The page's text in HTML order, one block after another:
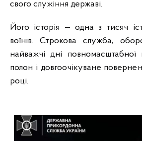
свого служіння державі.
Його історія — одна з тисяч
воїнів. Строкова служба,
найважчі дні повномасштабної
полон і довгоочікуване
році.